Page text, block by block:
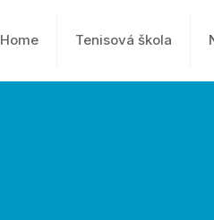
Home Tenisová škola